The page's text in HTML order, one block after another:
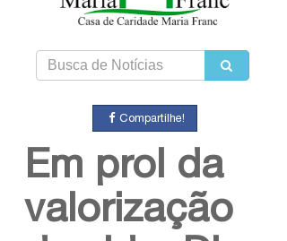
Em prol da
valorização
Compartilhe!